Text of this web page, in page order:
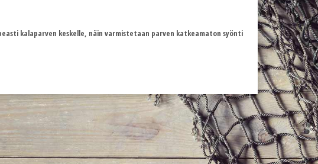
kalaparven keskelle, näin varmistetaan parven katkeamaton syönti